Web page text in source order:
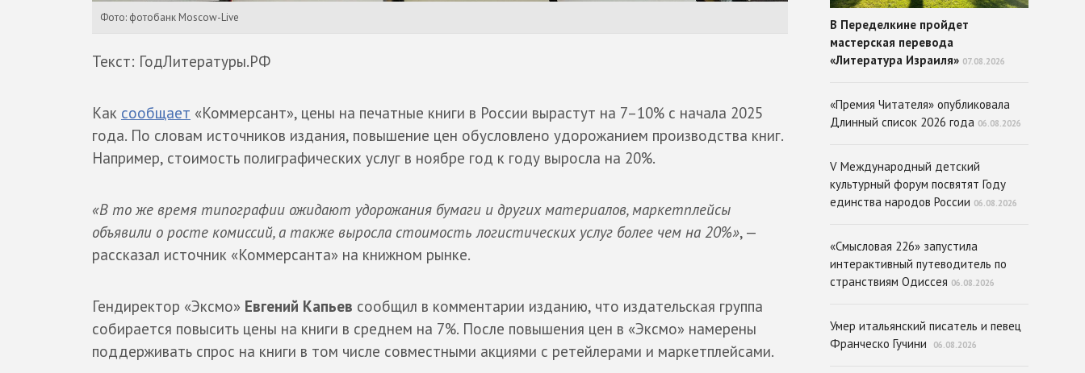
Фото: фотобанк Moscow-Live
Текст: ГодЛитературы.РФ
Как сообщает «Коммерсант», цены на печатные книги в России вырастут на 7–10% с начала 2025
года. По словам источников издания, повышение цен обусловлено удорожанием производства книг.
Например, стоимость полиграфических услуг в ноябре год к году выросла на 20%.
«В то же время типографии ожидают удорожания бумаги и других материалов, маркетплейсы
объявили о росте комиссий, а также выросла стоимость логистических услуг более чем на 20%», —
рассказал источник «Коммерсанта» на книжном рынке.
Гендиректор «Эксмо» Евгений Капьев сообщил в комментарии изданию, что издательская группа
собирается повысить цены на книги в среднем на 7%. После повышения цен в «Эксмо» намерены
поддерживать спрос на книги в том числе совместными акциями с ретейлерами и маркетплейсами.
В Переделкине пройдет
мастерская перевода
«Литература Израиля» 07.08.2026
«Премия Читателя» опубликовала
Длинный список 2026 года 06.08.2026
V Международный детский
культурный форум посвятят Году
единства народов России 06.08.2026
«Смысловая 226» запустила
интерактивный путеводитель по
странствиям Одиссея 06.08.2026
Умер итальянский писатель и певец
Франческо Гучини
06.08.2026